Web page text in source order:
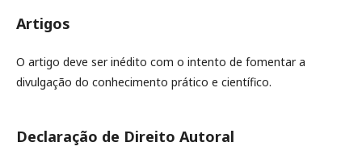
Artigos
O artigo deve ser inédito com o intento de fomentar a
divulgação do conhecimento prático e científico.
Declaração de Direito Autoral